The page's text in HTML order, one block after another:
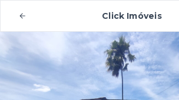
Click Imóveis